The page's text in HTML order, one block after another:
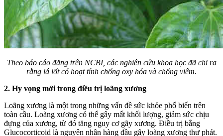
Theo báo cáo đăng trên NCBI, các nghiên cứu khoa học đã chỉ ra
rằng lá lốt có hoạt tính chống oxy hóa và chống viêm.
2. Hy vọng mới trong điều trị loãng xương
Loãng xương là một trong những vấn đề sức khỏe phổ biến trên
toàn cầu. Loãng xương có thể gây mất khối lượng, giảm sức chịu
đựng của xương, từ đó tăng nguy cơ gãy xương. Điều trị bằng
Glucocorticoid là nguyên nhân hàng đầu gây loãng xương thư phát.